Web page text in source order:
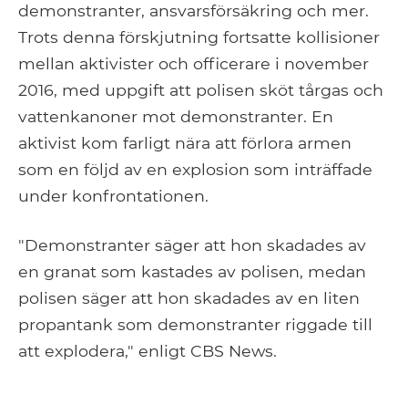
demonstranter, ansvarsförsäkring och mer.
Trots denna förskjutning fortsatte kollisioner
mellan aktivister och officerare i november
2016, med uppgift att polisen sköt tårgas och
vattenkanoner mot demonstranter. En
aktivist kom farligt nära att förlora armen
som en följd av en explosion som inträffade
under konfrontationen.
"Demonstranter säger att hon skadades av
en granat som kastades av polisen, medan
polisen säger att hon skadades av en liten
propantank som demonstranter riggade till
att explodera," enligt CBS News.